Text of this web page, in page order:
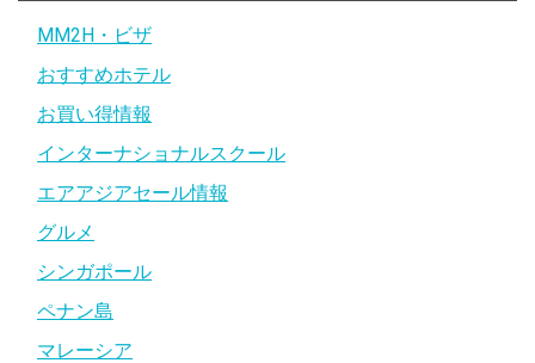
MM2H・ビザ
おすすめホテル
お買い得情報
インターナショナルスクール
エアアジアセール情報
グルメ
シンガポール
ペナン島
マレーシア